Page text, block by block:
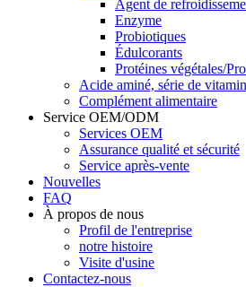
Agent de
Enzyme
Probiotiques
Édulcorants
Protéines végétales/
Acide aminé, série de
Complément alimentaire
Service OEM/ODM
Services OEM
Assurance qualité et sécurité
Service après-vente
Nouvelles
FAQ
À propos de nous
Profil de l'entreprise
notre histoire
Visite d'usine
Contactez-nous